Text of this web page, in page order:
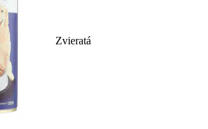
Zvieratá